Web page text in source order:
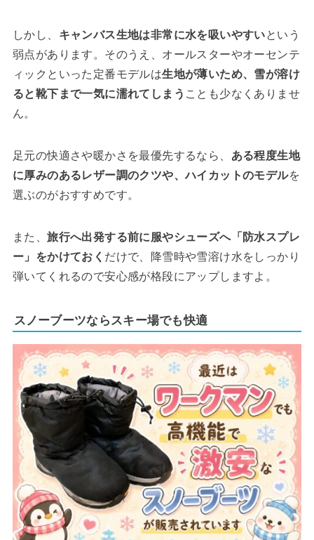
しかし、 キャンバス生地は非常に水を吸いやすいという
弱点があります。そのうえ、オールスターやオーセンテ
ィックといった定番モデルは生地が薄いため、雪が溶け
ると靴下まで一気に濡れてしまう ことも少なくありませ
ん。
足元の快適さや暖かさを最優先するなら、 ある程度生地
に厚みのあるレザー調のクツや、ハイカットのモデルを
選ぶのがおすすめです。
また、旅行へ出発する前に服やシューズへ「防水スプレ
ー」をかけておく だけで、降雪時や雪溶け水をしっかり
弾いてくれるので安心感が格段にアップしますよ。
スノーブーツならスキー場でも快適